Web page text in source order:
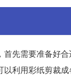
先需要准备好
利用彩纸剪裁